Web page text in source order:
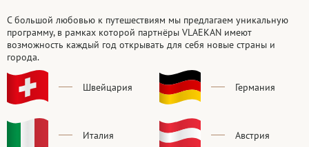
С большой любовью к путешествиям мы предлагаем уникальную
программу, в рамках которой партнёры VLAEKAN имеют
возможность каждый год открывать для себя новые страны и
города.
Швейцария
Италия
Германия
Австрия